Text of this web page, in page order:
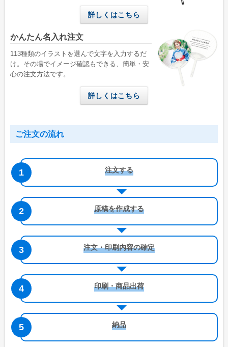
配送・送料について
納期について
お支払いについて
返品・交換・キャンセルについて
特集で探す
ビジネス向け特集
物件情報関係
各種展示会用
大学法人・専門学校
飲食店集客用
暑中見舞いご挨拶
イベント向け特集
無地うちわ
スポーツ応援うちわ
町内会のお祭りうちわ
こども向けイベント
詳しくはこちら
かんたん名入れ注文
113種類のイラストを選んで文字を入力するだ
け。その場でイメージ確認もできる、簡単・安
心の注文方法です。
詳しくはこちら
ご注文の流れ
注文する
原稿を作成する
注文・印刷内容の確定
印刷・商品出荷
納品